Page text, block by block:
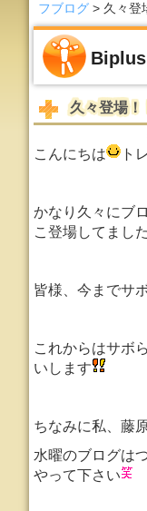
フブログ > 久々登
Biplus
久々登場！
こんにちは ト
かなり久々にブ
こ登場してまし
皆様、今までサ
これからはサボ
いします
ちなみに私、藤
水曜のブログは
やって下さい